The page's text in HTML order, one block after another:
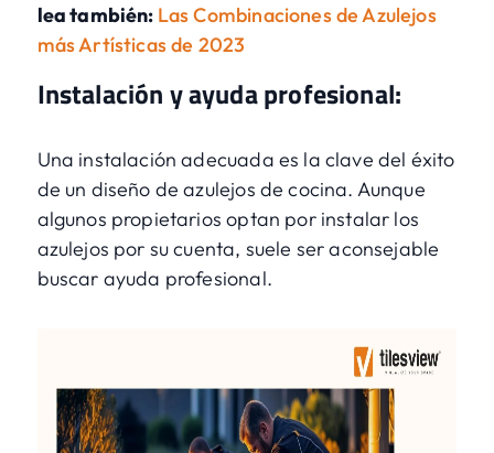
lea también: Las Combinaciones de Azulejos
más Artísticas de 2023
Instalación y ayuda profesional:
Una instalación adecuada es la clave del éxito
de un diseño de azulejos de cocina. Aunque
algunos propietarios optan por instalar los
azulejos por su cuenta, suele ser aconsejable
buscar ayuda profesional.